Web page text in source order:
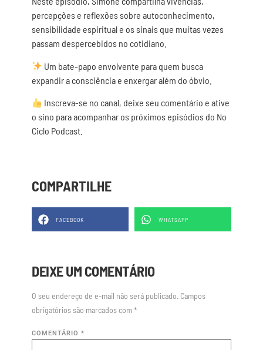
percepções e reflexões sobre autoconhecimento,
sensibilidade espiritual e os sinais que muitas vezes
passam despercebidos no cotidiano.
Um bate-papo envolvente para quem busca
expandir a consciência e enxergar além do óbvio.
Inscreva-se no canal, deixe seu comentário e ative
o sino para acompanhar os próximos episódios do No
Ciclo Podcast.
COMPARTILHE
FACEBOOK WHATSAPP
DEIXE UM COMENTÁRIO
O seu endereço de e-mail não será publicado. Campos
obrigatórios são marcados com*
COMENTÁRIO *